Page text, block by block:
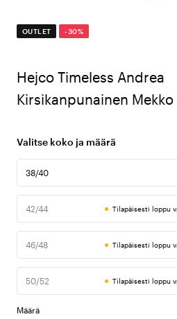
OUTLET -30%
Hejco Timeless Andrea
Kirsikanpunainen Mekko
Valitse koko ja määrä
38/40
42/44 Tilapäisesti loppu
46/48 Tilapäisesti loppu
50/52 Tilapäisesti loppu
Määrä